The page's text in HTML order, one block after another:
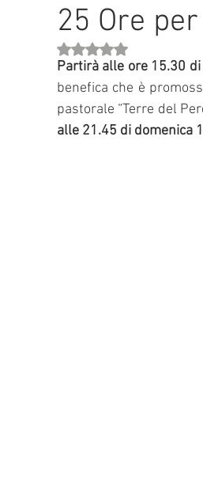
Sinodo 2021-23 Anziani e
25 Ore
Valutazione NaN stelle
Partirà alle ore 15.30 di
benefica che è
pastorale “Terre del
alle 21.45 di domenica